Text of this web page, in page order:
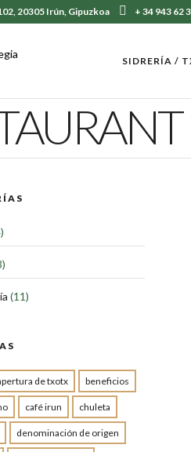
20305 Irún, Gipuzkoa + 34 943 62
SIDRERÍA /
(11)
de txotx beneficios
café irun chuleta
denominación de origen